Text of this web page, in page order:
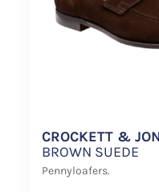
CROCKETT &
BROWN SUEDE
Pennyloafers.